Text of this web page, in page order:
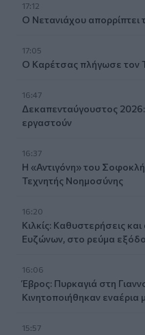
17:12
Ο Νετανιάχου απορρίπτει
17:05
Ο Καρέτσας πλήγωσε τον
16:47
Δεκαπενταύγουστος
εργαστούν
16:37
Η «Αντιγόνη» του
Τεχνητής Νοημοσύνης
16:20
Κιλκίς: Καθυστερήσεις
Ευζώνων, στο ρεύμα
16:06
Έβρος: Πυρκαγιά στη
Κινητοποιήθηκαν εναέρια
15:57